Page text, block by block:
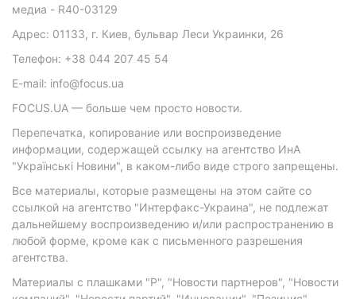
медиа - R40-03129
Адрес: 01133, г. Киев, бульвар Леси Украинки, 26
Телефон: +38 044 207 45 54
E-mail: info@focus.ua
FOCUS.UA — больше чем просто новости.
Перепечатка, копирование или воспроизведение
информации, содержащей ссылку на агентство ИнА
"Українські Новини", в каком-либо виде строго запрещены.
Все материалы, которые размещены на этом сайте со
ссылкой на агентство "Интерфакс-Украина", не подлежат
дальнейшему воспроизведению и/или распространению в
любой форме, кроме как с письменного разрешения
агентства.
Материалы с плашками "Р", "Новости партнеров", "Новости